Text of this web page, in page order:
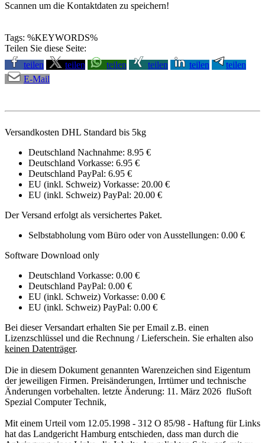
Scannen um die Kontaktdaten zu speichern!
Tags: %KEYWORDS%
Teilen Sie diese Seite:
teilen
teilen teilen teilen teilen
teilen
E-Mail
Versandkosten DHL Standard bis 5kg
Deutschland Nachnahme: 8.95 €
Deutschland Vorkasse: 6.95 €
Deutschland PayPal: 6.95 €
EU (inkl. Schweiz) Vorkasse: 20.00 €
EU (inkl. Schweiz) PayPal: 20.00 €
Der Versand erfolgt als versichertes Paket.
Selbstabholung vom Büro oder von Ausstellungen: 0.00 €
Software Download only
Deutschland Vorkasse: 0.00 €
Deutschland PayPal: 0.00 €
EU (inkl. Schweiz) Vorkasse: 0.00 €
EU (inkl. Schweiz) PayPal: 0.00 €
Bei dieser Versandart erhalten Sie per Email z.B. einen
Lizenzschlüssel und die Rechnung / Lieferschein. Sie erhalten also
keinen Datenträger.
Die in diesem Dokument genannten Warenzeichen sind Eigentum
der jeweiligen Firmen. Preisänderungen, Irrtümer und technische
Änderungen vorbehalten. letzte Änderung: 11. März 2026 fluSoft
Spezial Computer Technik,
Mit einem Urteil vom 12.05.1998 - 312 O 85/98 - Haftung für Links
hat das Landgericht Hamburg entschieden, dass man durch die